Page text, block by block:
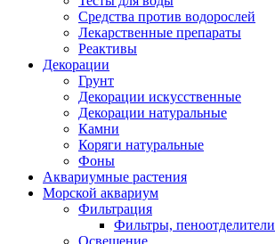
Средства против водорослей
Лекарственные препараты
Реактивы
Декорации
Грунт
Декорации искусственные
Декорации натуральные
Камни
Коряги натуральные
Фоны
Аквариумные растения
Морской аквариум
Фильтрация
Фильтры, пеноотделители
Освещение